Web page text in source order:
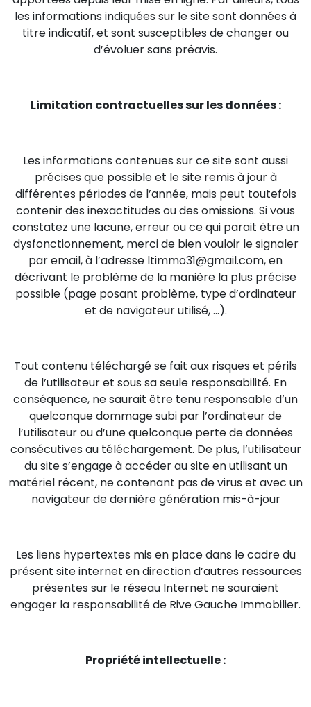
les informations indiquées sur le site sont données à
titre indicatif, et sont susceptibles de changer ou
d’évoluer sans préavis.
Limitation contractuelles sur les données :
Les informations contenues sur ce site sont aussi
précises que possible et le site remis à jour à
différentes périodes de l’année, mais peut toutefois
contenir des inexactitudes ou des omissions. Si vous
constatez une lacune, erreur ou ce qui parait être un
dysfonctionnement, merci de bien vouloir le signaler
par email, à l’adresse ltimmo31@gmail.com, en
décrivant le problème de la manière la plus précise
possible (page posant problème, type d’ordinateur
et de navigateur utilisé, …).
Tout contenu téléchargé se fait aux risques et périls
de l’utilisateur et sous sa seule responsabilité. En
conséquence, ne saurait être tenu responsable d’un
quelconque dommage subi par l’ordinateur de
l’utilisateur ou d’une quelconque perte de données
consécutives au téléchargement. De plus, l’utilisateur
du site s’engage à accéder au site en utilisant un
matériel récent, ne contenant pas de virus et avec un
navigateur de dernière génération mis-à-jour
Les liens hypertextes mis en place dans le cadre du
présent site internet en direction d’autres ressources
présentes sur le réseau Internet ne sauraient
engager la responsabilité de Rive Gauche Immobilier.
Propriété intellectuelle :